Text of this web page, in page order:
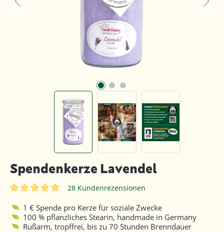
Spendenkerze Lavendel
28 Kundenrezensionen
1 € Spende pro Kerze für soziale Zwecke
100 % pflanzliches Stearin, handmade in Germany
Rußarm, tropffrei, bis zu 70 Stunden Brenndauer